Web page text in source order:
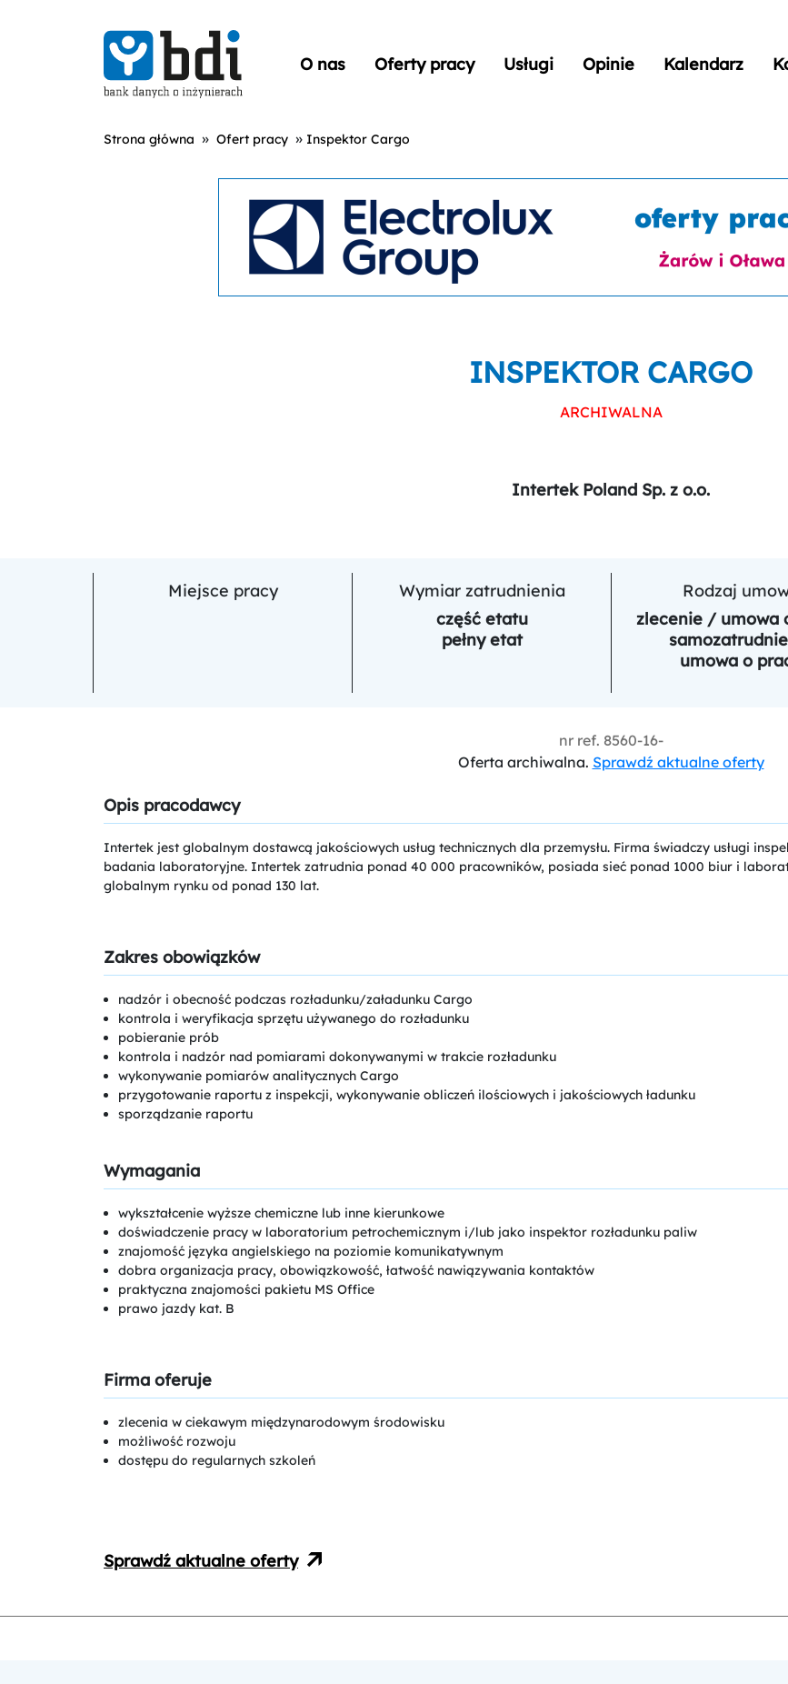
O nas Oferty pracy Usługi Opinie Kalendarz
Strona główna » Ofert pracy » Inspektor Cargo
INSPEKTOR CARGO
ARCHIWALNA
Intertek Poland Sp. z o.o.
Miejsce pracy
Wymiar zatrudnienia
część etatu
pełny etat
Rodzaj
zlecenie / umowa
umowa o
nr ref. 8560-16-
Oferta archiwalna. Sprawdź aktualne oferty
Opis pracodawcy
Intertek jest globalnym dostawcą jakościowych usług technicznych dla przemysłu. Firma świadczy usługi
badania laboratoryjne. Intertek zatrudnia ponad 40 000 pracowników, posiada sieć ponad 1000 biur i
globalnym rynku od ponad 130 lat.
Zakres obowiązków
nadzór i obecność podczas rozładunku/załadunku Cargo
kontrola i weryfikacja sprzętu używanego do rozładunku
pobieranie prób
kontrola i nadzór nad pomiarami dokonywanymi w trakcie rozładunku
wykonywanie pomiarów analitycznych Cargo
przygotowanie raportu z inspekcji, wykonywanie obliczeń ilościowych i jakościowych ładunku
sporządzanie raportu
Wymagania
wykształcenie wyższe chemiczne lub inne kierunkowe
doświadczenie pracy w laboratorium petrochemicznym i/lub jako inspektor rozładunku paliw
znajomość języka angielskiego na poziomie komunikatywnym
dobra organizacja pracy, obowiązkowość, łatwość nawiązywania kontaktów
praktyczna znajomości pakietu MS Office
prawo jazdy kat. B
Firma oferuje
zlecenia w ciekawym międzynarodowym środowisku
możliwość rozwoju
dostępu do regularnych szkoleń
Sprawdź aktualne oferty